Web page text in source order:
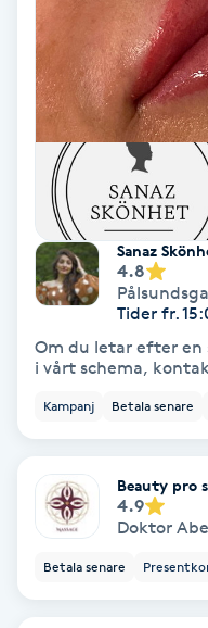
Fransförlängning
Fransförlängning
Fransförlängning Volym
Fransk manikyr
Fransrengöring
Frekvensterapi
Friskvård
Friskvårdsmassage
Frisör
Funktionsanalys
Sanaz
4.8
Tider fr.
Om du letar efter
i vårt schema,
Kampanj Betala senare
Beauty pro
4.9
Doktor
Betala senare